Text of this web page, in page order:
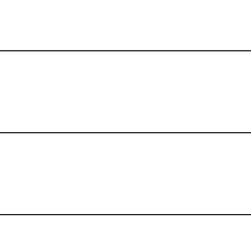
oblast'
oblast'
Al